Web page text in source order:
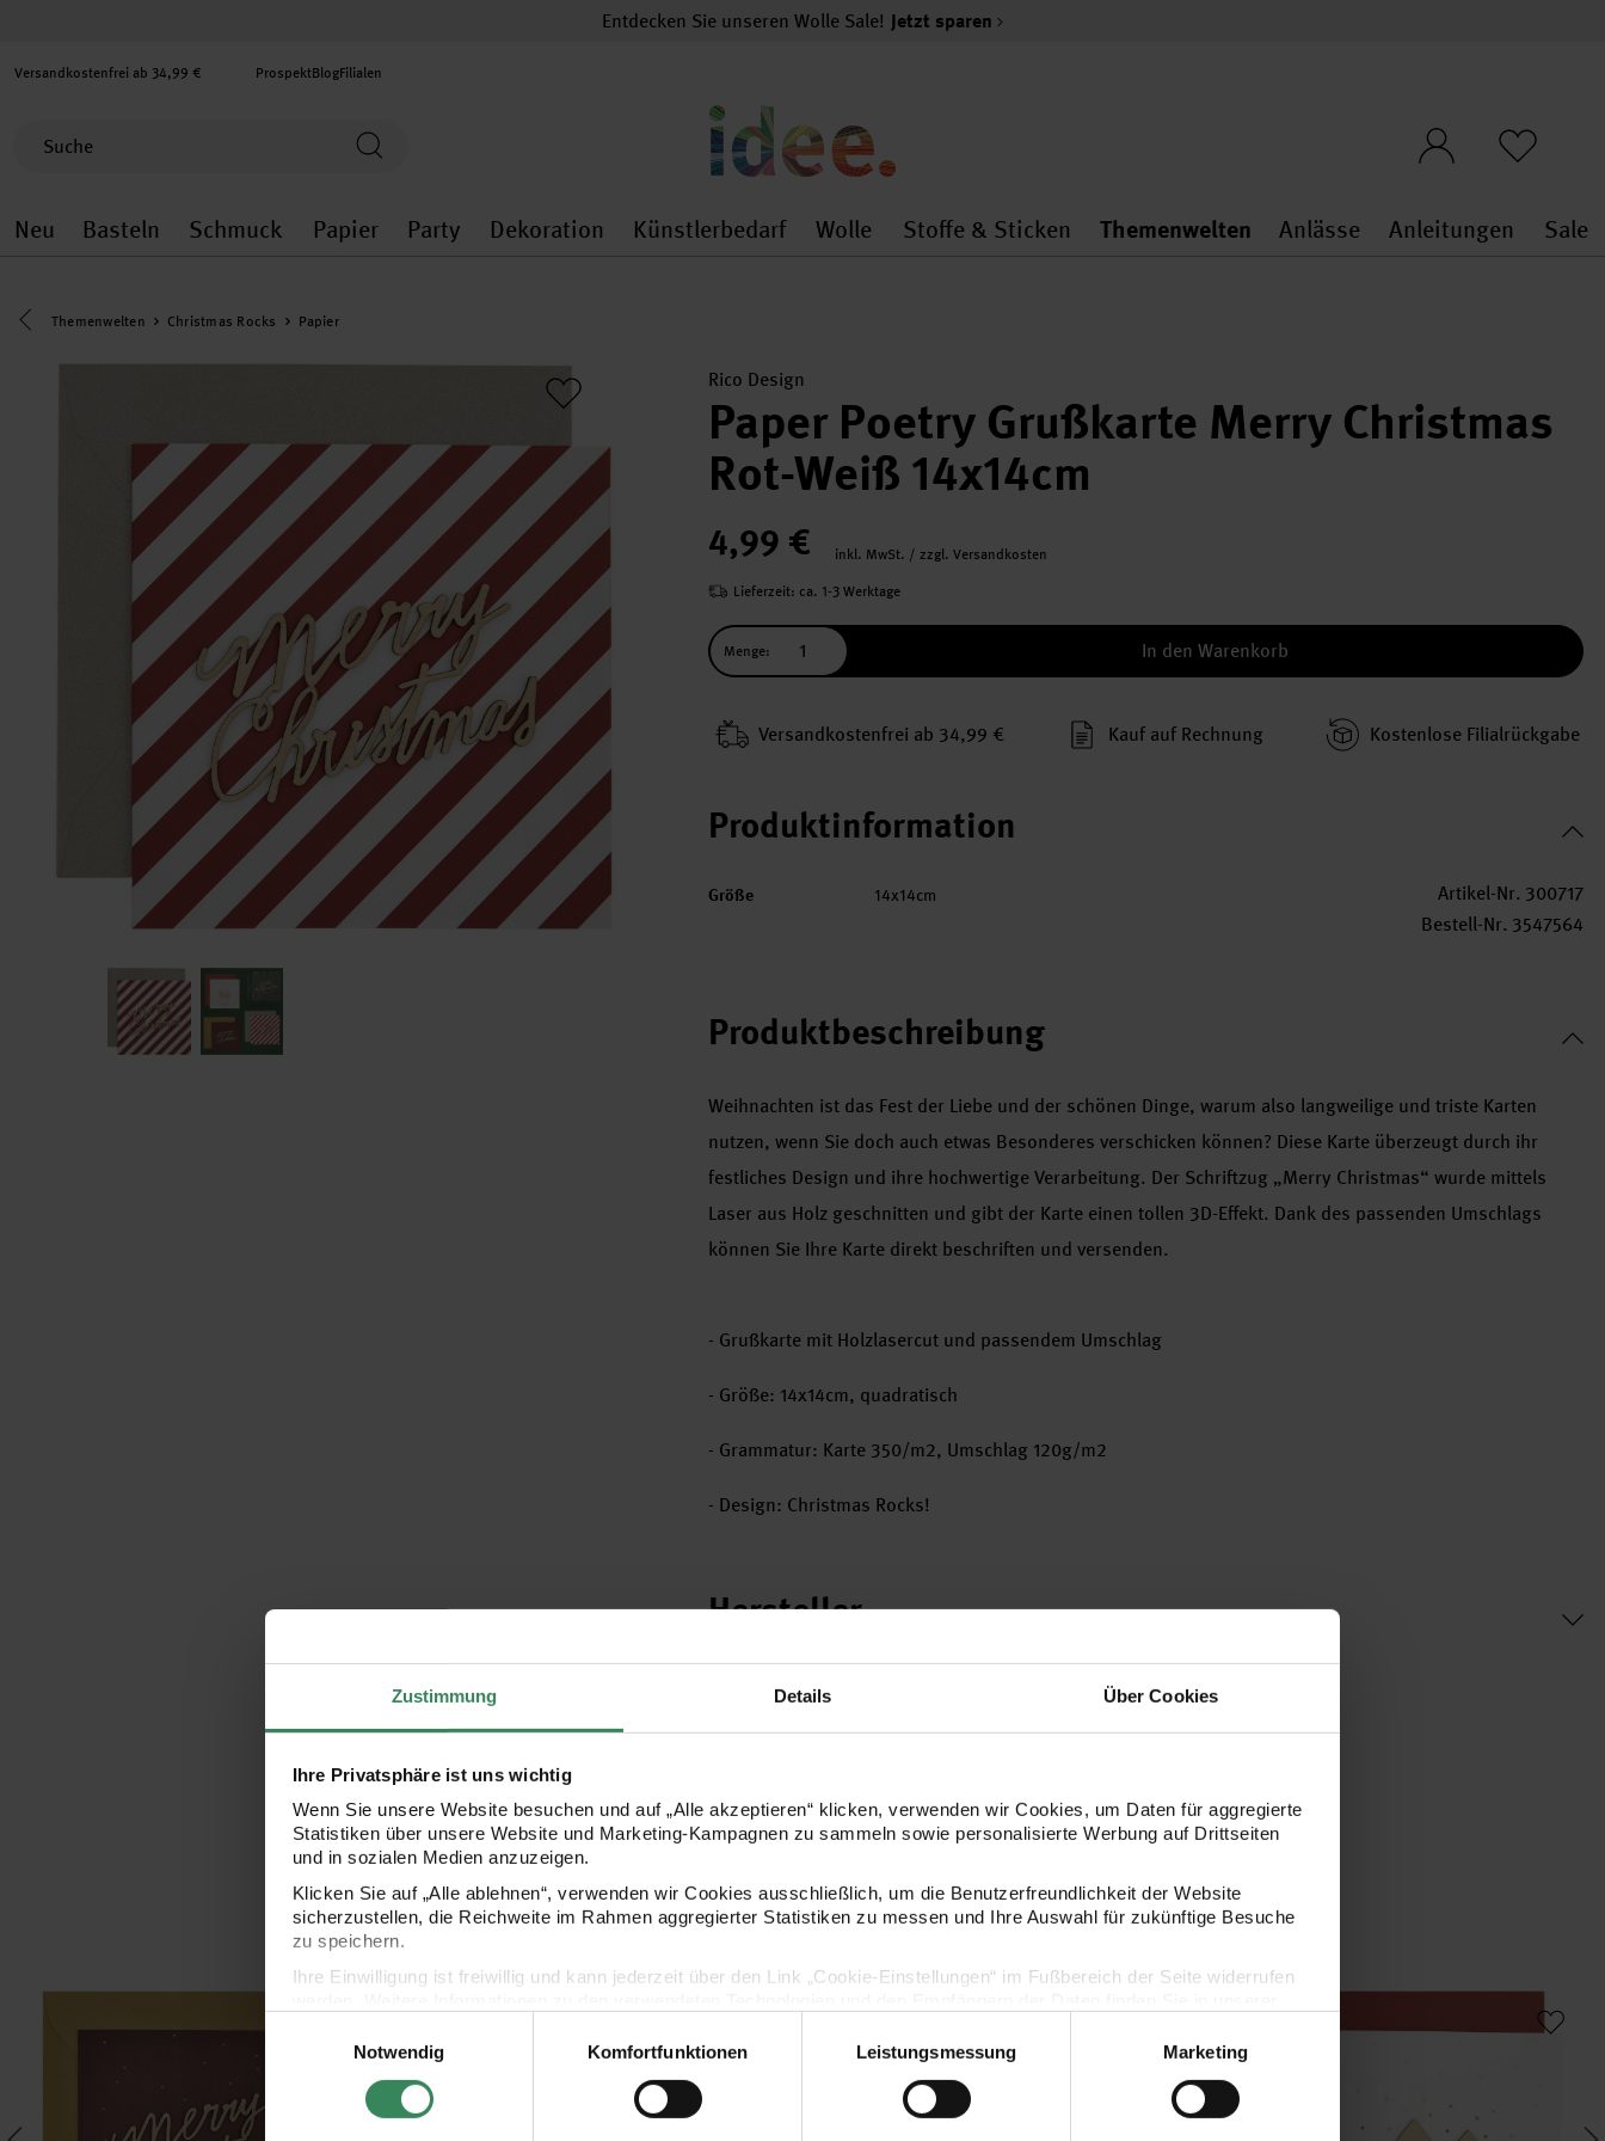
Zustimmung Details Über Cookies
Ihre Privatsphäre ist uns wichtig
Wenn Sie unsere Website besuchen und auf „Alle akzeptieren“ klicken, verwenden wir Cookies, um Daten für aggregierte
Statistiken über unsere Website und Marketing-Kampagnen zu sammeln sowie personalisierte Werbung auf Drittseiten
und in sozialen Medien anzuzeigen.
Klicken Sie auf „Alle ablehnen“, verwenden wir Cookies ausschließlich, um die Benutzerfreundlichkeit der Website
sicherzustellen, die Reichweite im Rahmen aggregierter Statistiken zu messen und Ihre Auswahl für zukünftige Besuche
zu speichern.
Ihre Einwilligung ist freiwillig und kann jederzeit über den Link „Cookie-Einstellungen“ im Fußbereich der Seite widerrufen
Impressum
Datenschutz Vertrag widerrufen
Notwendig
Komfortfunktionen Leistungsmessung Marketing
Entdecken Sie unseren Wolle Sale! Jetzt sparen
Versandkostenfrei ab 34,99 € ProspektBlogFilialen
Neu
Neu general.openMenu
Basteln
Basteln general.openMenu
Schmuck
Schmuck general.openMenu
Papier
Papier general.openMenu
Party
Party general.openMenu
Dekoration
Dekoration general.openMenu
Künstlerbedarf
Künstlerbedarf general.openMenu
Wolle
Wolle general.openMenu
Stoffe & Sticken
Stoffe & Sticken general.openMenu
Themenwelten
Themenwelten
Anlässe
Anlässe
Anleitungen Sale
Eine Kategorie zurück navigieren
Themenwelten Christmas Rocks Papier
Rico Design
Paper Poetry Grußkarte Merry Christmas
Rot-Weiß 14x14cm
4,99 €
inkl. MwSt. / zzgl. Versandkosten
Lieferzeit: ca. 1-3 Werktage
Menge: In den Warenkorb
Versand­kosten­frei ab 34,99 € Kauf auf Rechnung Kosten­lose Filial­rückgabe
Produktinformation
Größe 14x14cm Artikel-Nr. 300717
Bestell-Nr. 3547564
Produktbeschreibung
Weihnachten ist das Fest der Liebe und der schönen Dinge, warum also langweilige und triste Karten
nutzen, wenn Sie doch auch etwas Besonderes verschicken können? Diese Karte überzeugt durch ihr
festliches Design und ihre hochwertige Verarbeitung. Der Schriftzug „Merry Christmas“ wurde mittels
Laser aus Holz geschnitten und gibt der Karte einen tollen 3D-Effekt. Dank des passenden Umschlags
können Sie Ihre Karte direkt beschriften und versenden.
- Grußkarte mit Holzlasercut und passendem Umschlag
- Größe: 14x14cm, quadratisch
- Grammatur: Karte 350/m2, Umschlag 120g/m2
- Design: Christmas Rocks!
Hersteller
Kaufempfehlung